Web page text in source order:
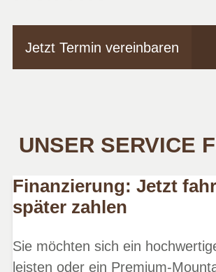
Jetzt Termin vereinbaren
UNSER SERVICE
Finanzierung: Jetzt
später zahlen
Sie möchten sich ein
leisten oder ein Premium-